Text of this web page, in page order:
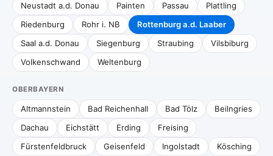
Neustadt a.d. Donau
Painten Passau
Plattling
Riedenburg
Rohr i. NB
Rottenburg a.d. Laaber
Saal a.d. Donau
Siegenburg Straubing
Vilsbiburg
Volkenschwand
Weltenburg
OBERBAYERN
Altmannstein Bad Reichenhall Bad Tölz
Beilngries
Dachau
Eichstätt Erding
Freising
Fürstenfeldbruck
Geisenfeld Ingolstadt
Kösching